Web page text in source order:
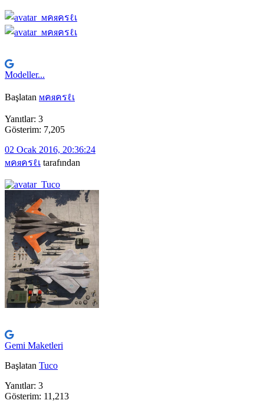
Modeller...
Başlatan мคяครℓเ
Yanıtlar: 3
Gösterim: 7,205
02 Ocak 2016, 20:36:24
мคяครℓเ tarafından
Gemi Maketleri
Başlatan Tuco
Yanıtlar: 3
Gösterim: 11,213